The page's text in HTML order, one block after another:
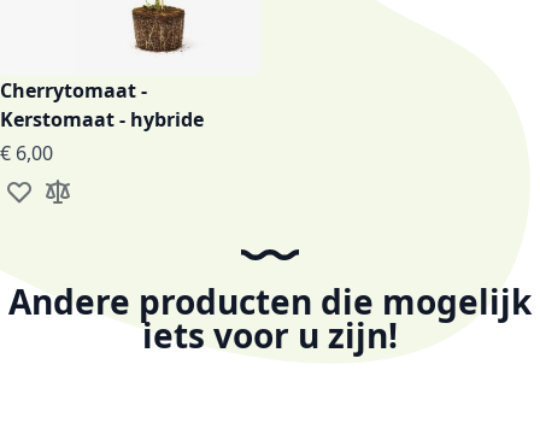
Cherrytomaat -
Kerstomaat - hybride
€ 6,00
Voeg toe aan verlanglijst
Toevoegen om te vergelijken
Andere producten die mogelijk
iets voor u zijn!